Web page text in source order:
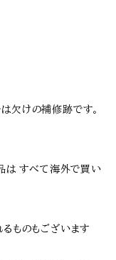
欠けの補修跡です。
は すべて海外で買い
ものもございます